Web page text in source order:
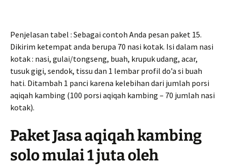
Penjelasan tabel : Sebagai contoh Anda pesan paket 15.
Dikirim ketempat anda berupa 70 nasi kotak. Isi dalam nasi
kotak : nasi, gulai/tongseng, buah, krupuk udang, acar,
tusuk gigi, sendok, tissu dan 1 lembar profil do’a si buah
hati. Ditambah 1 panci karena kelebihan dari jumlah porsi
aqiqah kambing (100 porsi aqiqah kambing – 70 jumlah nasi
kotak).
Paket Jasa aqiqah kambing
solo mulai 1 juta oleh